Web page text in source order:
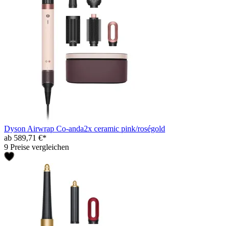
Dyson Airwrap Co-anda2x ceramic pink/roségold
ab 589,71 €*
9 Preise vergleichen